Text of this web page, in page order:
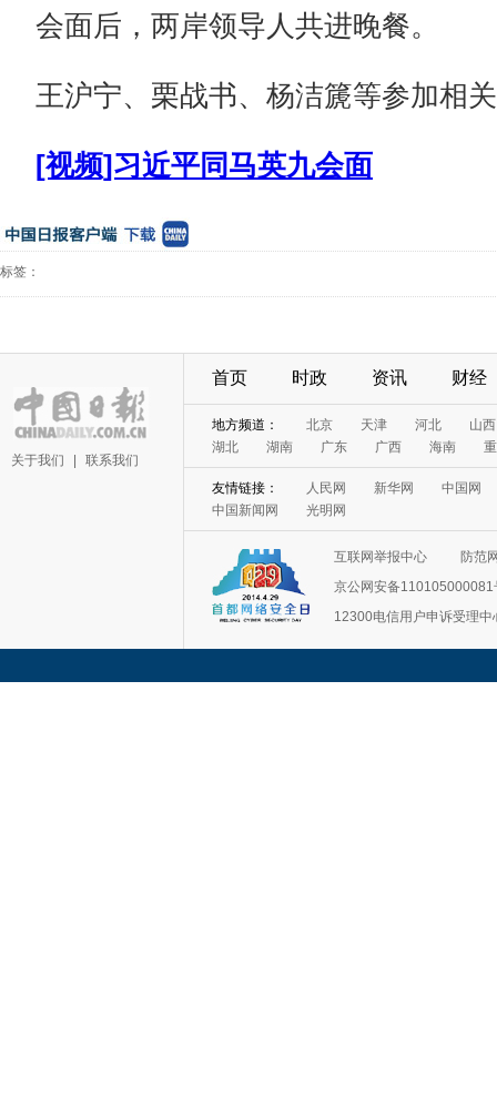
会面后，两岸领导人共进晚餐。
王沪宁、栗战书、杨洁篪等参加相
[视频]习近平同马英九会面
标签：
关于我们 联系我们
首页 时政 资讯 财经
地方频道： 北京 天津 河北
山西
湖北
湖南 广东 广西 海南
友情链接： 人民网 新华网
中国网
中国新闻网
光明网
互联网举报中心
防范
京公网安备110105000081
12300电信用户申诉受理中